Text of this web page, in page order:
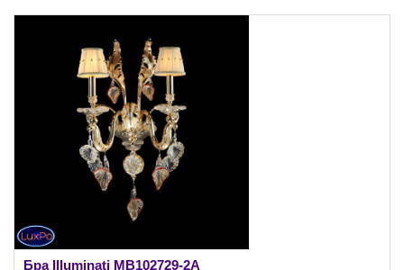
Бра Illuminati MB102729-2A